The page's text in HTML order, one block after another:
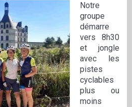
Notre
groupe
démarre
vers 8h30
et jongle
avec les
pistes
cyclables
plus ou
moins